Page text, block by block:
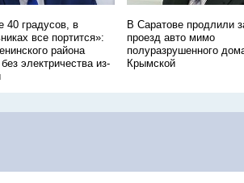
40 градусов, в
все портится»:
района
электричества из-
В Саратове продлили
проезд авто мимо
полуразрушенного
Крымской